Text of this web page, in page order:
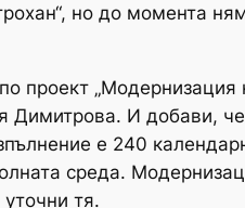
но до момента
проект „Модернизация
Димитрова. И добави,
е 240
среда.
тя.